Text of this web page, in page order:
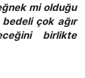
mi olduğu
çok ağır
birlikte